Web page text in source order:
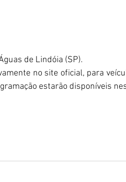
de Lindóia (SP).
no site oficial, para
estarão disponíveis